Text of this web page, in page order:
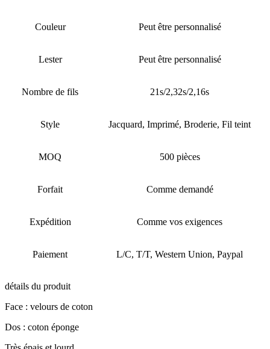
Couleur Peut être personnalisé
Lester Peut être personnalisé
Nombre de fils 21s/2,32s/2,16s
Style Jacquard, Imprimé, Broderie, Fil teint
MOQ 500 pièces
Forfait Comme demandé
Expédition Comme vos exigences
Paiement L/C, T/T, Western Union, Paypal
détails du produit
Face : velours de coton
Dos : coton éponge